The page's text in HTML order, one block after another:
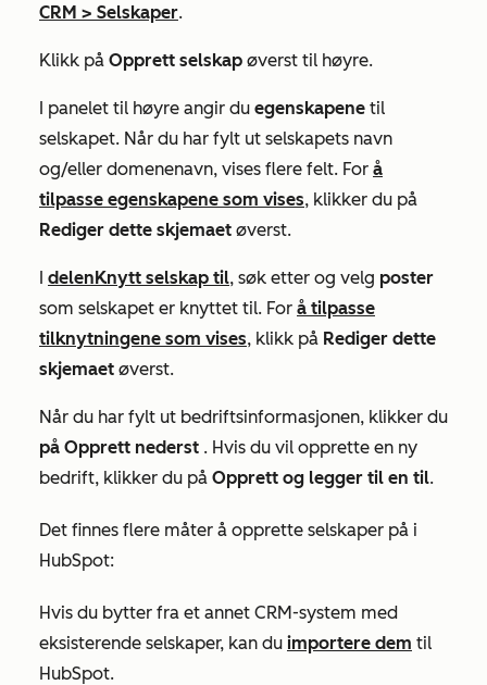
CRM > Selskaper.
Klikk på Opprett selskap øverst til høyre.
I panelet til høyre angir du egenskapene til
selskapet. Når du har fylt ut selskapets navn
og/eller domenenavn, vises flere felt. For å
tilpasse egenskapene som vises, klikker du på
Rediger dette skjemaet øverst.
I delenKnytt selskap til, søk etter og velg poster
som selskapet er knyttet til. For å tilpasse
tilknytningene som vises, klikk på Rediger dette
skjemaet øverst.
Når du har fylt ut bedriftsinformasjonen, klikker du
på Opprett nederst . Hvis du vil opprette en ny
bedrift, klikker du på Opprett og legger til en til.
Det finnes flere måter å opprette selskaper på i
HubSpot:
Hvis du bytter fra et annet CRM-system med
eksisterende selskaper, kan du importere dem til
HubSpot.